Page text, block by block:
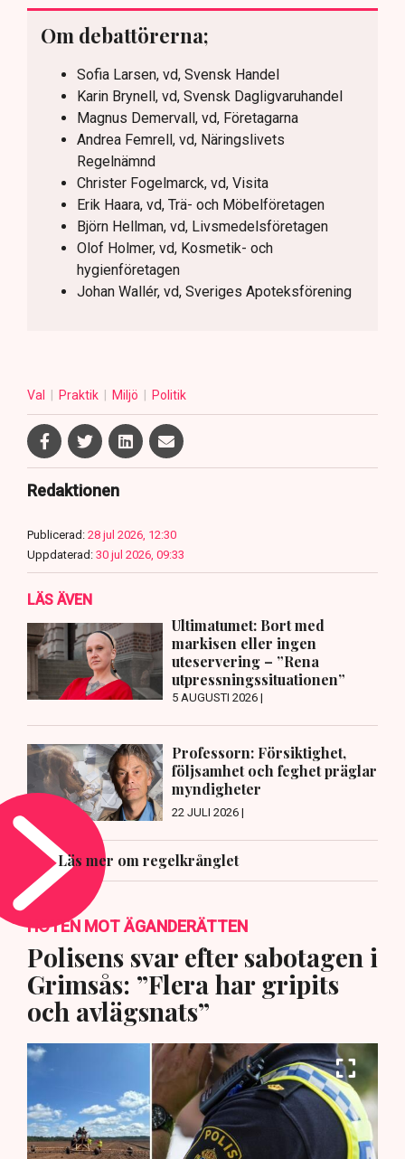
Om debattörerna;
Sofia Larsen, vd, Svensk Handel
Karin Brynell, vd, Svensk Dagligvaruhandel
Magnus Demervall, vd, Företagarna
Andrea Femrell, vd, Näringslivets
Regelnämnd
Christer Fogelmarck, vd, Visita
Erik Haara, vd, Trä- och Möbelföretagen
Björn Hellman, vd, Livsmedelsföretagen
Olof Holmer, vd, Kosmetik- och
hygienföretagen
Johan Wallér, vd, Sveriges Apoteksförening
Val Praktik Miljö Politik
Redaktionen
Publicerad: 28 jul 2026, 12:30
Uppdaterad: 30 jul 2026, 09:33
LÄS ÄVEN
Ultimatumet: Bort med
markisen eller ingen
uteservering – ”Rena
utpressningssituationen”
5 AUGUSTI 2026 |
Professorn: Försiktighet,
följsamhet och feghet präglar
myndigheter
22 JULI 2026 |
Läs mer om regelkrånglet
HOTEN MOT ÄGANDERÄTTEN
Polisens svar efter sabotagen i
Grimsås: ”Flera har gripits
och avlägsnats”